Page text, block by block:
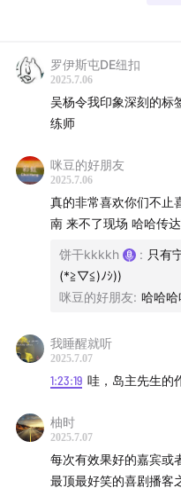
嘉宾-大队长（@大队长
简单说两句！
许下十年之约～
饼干（@吃饼干吐葡萄皮
小僵尸（@北多泊亚斯）
喜剧的logo上～
吴杨（@吴杨瘦不回120
贝训练师～
ヾ（^∀^）ﾉ时间轴：
00:03:53岛主：在梦里谈
方我已婚了吗！
罗伊斯屯DE纽扣
2025.7.06
吴杨令我印象深刻的标
练师
咪豆的好朋友
2025.7.06
真的非常喜欢你们不止
南 来不了现
饼干kkkkh : 只有
(*≧▽≦)ﾉｼ))
咪豆的好朋友: 哈哈哈
我睡醒就听
2025.7.07
1:23:19 哇，岛主先生的
柚时
2025.7.07
每次有效果好的嘉宾或
最顶最好笑的喜剧播客